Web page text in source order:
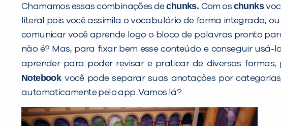
Chamamos essas combinações dechunks. Com os chunks
literal pois você assimila o vocabulário de forma integrada,
comunicar você aprende logo o bloco de palavras pronto
não é? Mas, para fixar bem esse conteúdo e conseguir
aprender para poder revisar e praticar de diversas formas,
Notebookvocê pode separar suas anotações por
automaticamente pelo app. Vamos lá?